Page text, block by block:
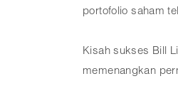
portofolio saham
Kisah sukses Bill
memenangkan